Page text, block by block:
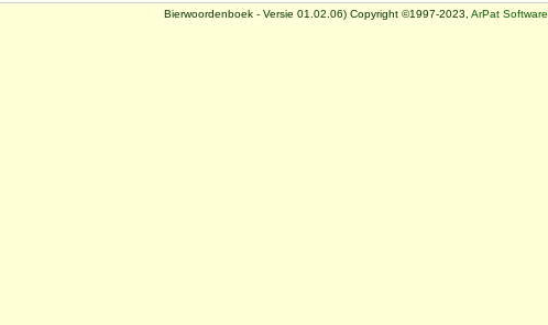
Bierwoordenboek - Versie 01.02.06) Copyright ©1997-2023, ArPat Software